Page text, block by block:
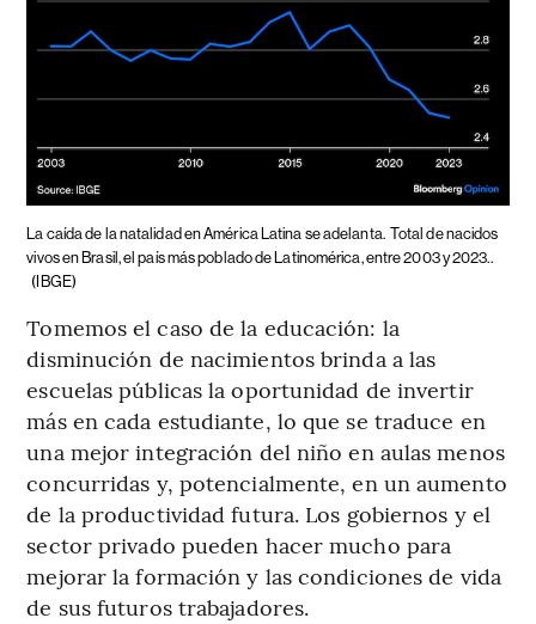
La caída de la natalidad en América Latina se adelanta. Total de nacidos
vivos en Brasil, el país más poblado de Latinomérica, entre 2003 y 2023..
(IBGE)
Tomemos el caso de la educación: la
disminución de nacimientos brinda a las
escuelas públicas la oportunidad de invertir
más en cada estudiante, lo que se traduce en
una mejor integración del niño en aulas menos
concurridas y, potencialmente, en un aumento
de la productividad futura. Los gobiernos y el
sector privado pueden hacer mucho para
mejorar la formación y las condiciones de vida
de sus futuros trabajadores.